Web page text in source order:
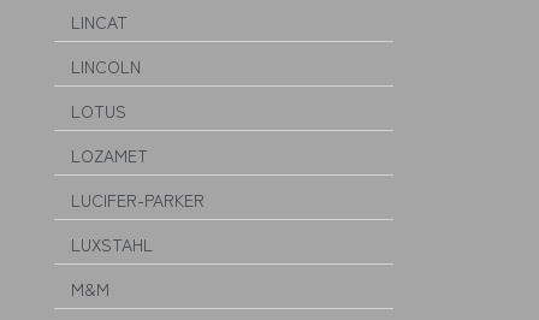
LINCAT
LINCOLN
LOTUS
LOZAMET
LUCIFER-PARKER
LUXSTAHL
M&M